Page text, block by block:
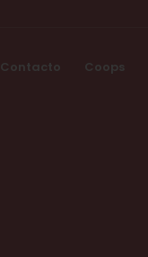
Contacto Coops